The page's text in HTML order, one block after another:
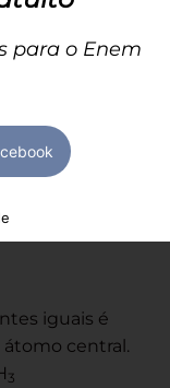
iguais é
central.
3
para o Enem